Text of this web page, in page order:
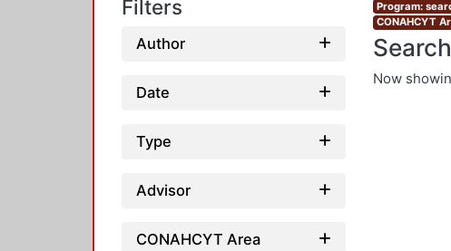
Filters
Author
Date
Type
Advisor
CONAHCYT Area
Program:
CONAHCYT
Now